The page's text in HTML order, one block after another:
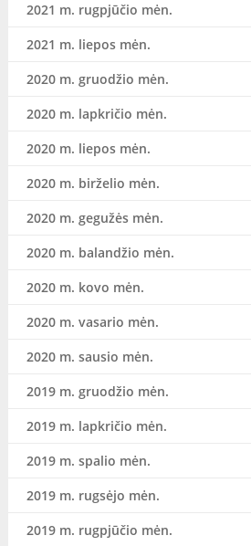
2021 m. rugpjūčio mėn.
2021 m. liepos mėn.
2020 m. gruodžio mėn.
2020 m. lapkričio mėn.
2020 m. liepos mėn.
2020 m. birželio mėn.
2020 m. gegužės mėn.
2020 m. balandžio mėn.
2020 m. kovo mėn.
2020 m. vasario mėn.
2020 m. sausio mėn.
2019 m. gruodžio mėn.
2019 m. lapkričio mėn.
2019 m. spalio mėn.
2019 m. rugsėjo mėn.
2019 m. rugpjūčio mėn.